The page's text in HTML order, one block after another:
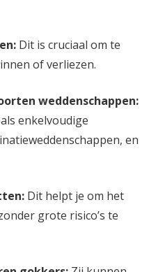
Dit is cruciaal om te
of verliezen.
weddenschappen:
enkelvoudige
en
Dit helpt je om het
grote risico’s te